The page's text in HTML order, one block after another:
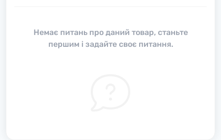
Немає питань про даний товар, станьте
першим і задайте своє питання.